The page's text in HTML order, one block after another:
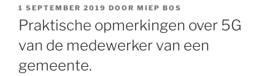
GEPLAATST
OP
1 SEPTEMBER 2019 DOOR MIEP BOS
Praktische opmerkingen over 5G
van de medewerker van een
gemeente.